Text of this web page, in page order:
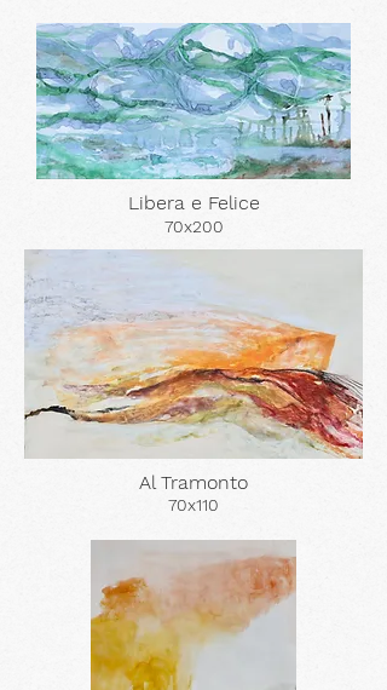
Libera e Felice
70x200
Al Tramonto
70x110